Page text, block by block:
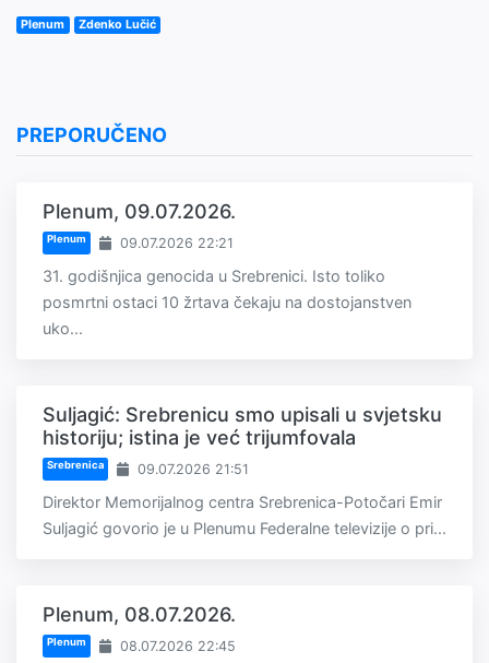
Plenum Zdenko Lučić
PREPORUČENO
Plenum, 09.07.2026.
Plenum 09.07.2026 22:21
31. godišnjica genocida u Srebrenici. Isto toliko
posmrtni ostaci 10 žrtava čekaju na dostojanstven
uko...
Suljagić: Srebrenicu smo upisali u svjetsku
historiju; istina je već trijumfovala
Srebrenica 09.07.2026 21:51
Direktor Memorijalnog centra Srebrenica-Potočari Emir
Suljagić govorio je u Plenumu Federalne televizije o pri...
Plenum, 08.07.2026.
Plenum 08.07.2026 22:45